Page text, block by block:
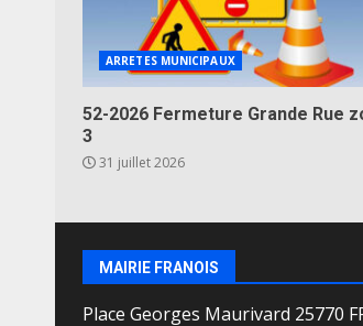
ARRETES MUNICIPAUX
52-2026 Fermeture Grande Rue
3
31 juillet 2026
MAIRIE FRANOIS
Place Georges Maurivard 25770